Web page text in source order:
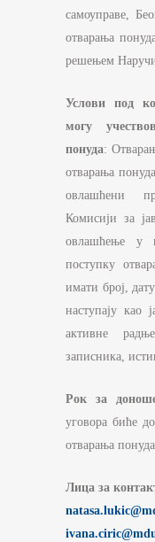
самоуправе,
отварања
решењем
Услови под
могу
понуда:
отварања
овлашћени
Комисији за
овлашћење у
поступку
имати број,
наступају као
активне
записника,
Рок за
уговора биће
отварања
Лица за